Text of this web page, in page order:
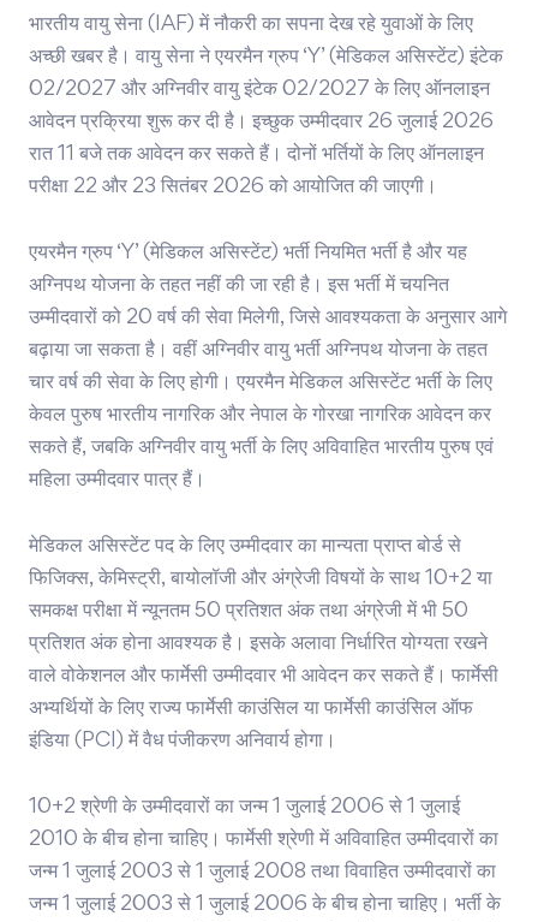
भारतीय वायु सेना (IAF) में नौकरी का सपना देख रहे युवाओं के लिए
अच्छी खबर है। वायु सेना ने एयरमैन ग्रुप ‘Y’ (मेडिकल असिस्टेंट) इंटेक
02/2027 और अग्निवीर वायु इंटेक 02/2027 के लिए ऑनलाइन
आवेदन प्रक्रिया शुरू कर दी है। इच्छुक उम्मीदवार 26 जुलाई 2026
रात 11 बजे तक आवेदन कर सकते हैं। दोनों भर्तियों के लिए ऑनलाइन
परीक्षा 22 और 23 सितंबर 2026 को आयोजित की जाएगी।
एयरमैन ग्रुप ‘Y’ (मेडिकल असिस्टेंट) भर्ती नियमित भर्ती है और यह
अग्निपथ योजना के तहत नहीं की जा रही है। इस भर्ती में चयनित
उम्मीदवारों को 20 वर्ष की सेवा मिलेगी, जिसे आवश्यकता के अनुसार आगे
बढ़ाया जा सकता है। वहीं अग्निवीर वायु भर्ती अग्निपथ योजना के तहत
चार वर्ष की सेवा के लिए होगी। एयरमैन मेडिकल असिस्टेंट भर्ती के लिए
केवल पुरुष भारतीय नागरिक और नेपाल के गोरखा नागरिक आवेदन कर
सकते हैं, जबकि अग्निवीर वायु भर्ती के लिए अविवाहित भारतीय पुरुष एवं
महिला उम्मीदवार पात्र हैं।
मेडिकल असिस्टेंट पद के लिए उम्मीदवार का मान्यता प्राप्त बोर्ड से
फिजिक्स, केमिस्ट्री, बायोलॉजी और अंग्रेजी विषयों के साथ 10+2 या
समकक्ष परीक्षा में न्यूनतम 50 प्रतिशत अंक तथा अंग्रेजी में भी 50
प्रतिशत अंक होना आवश्यक है। इसके अलावा निर्धारित योग्यता रखने
वाले वोकेशनल और फार्मेसी उम्मीदवार भी आवेदन कर सकते हैं। फार्मेसी
अभ्यर्थियों के लिए राज्य फार्मेसी काउंसिल या फार्मेसी काउंसिल ऑफ
इंडिया (PCI) में वैध पंजीकरण अनिवार्य होगा।
10+2 श्रेणी के उम्मीदवारों का जन्म 1 जुलाई 2006 से 1 जुलाई
2010 के बीच होना चाहिए। फार्मेसी श्रेणी में अविवाहित उम्मीदवारों का
जन्म 1 जुलाई 2003 से 1 जुलाई 2008 तथा विवाहित उम्मीदवारों का
जन्म 1 जुलाई 2003 से 1 जुलाई 2006 के बीच होना चाहिए। भर्ती के